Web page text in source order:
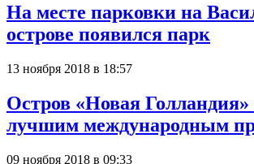
На месте парковки на
острове появился парк
13 ноября 2018 в 18:57
Остров «Новая
лучшим международным
09 ноября 2018 в 09:33